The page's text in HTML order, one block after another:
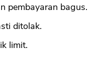
pembayaran bagus.
ditolak.
limit.